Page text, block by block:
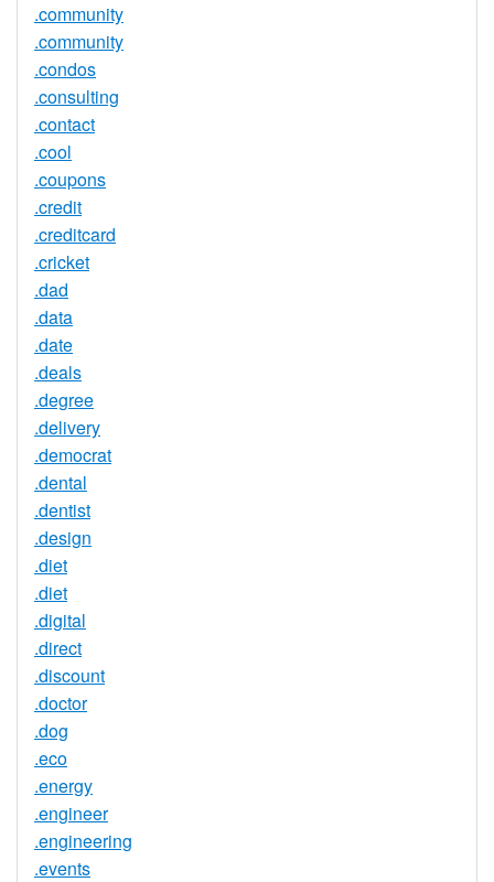
.community
.community
.condos
.consulting
.contact
.cool
.coupons
.credit
.creditcard
.cricket
.dad
.data
.date
.deals
.degree
.delivery
.democrat
.dental
.dentist
.design
.diet
.diet
.digital
.direct
.discount
.doctor
.dog
.eco
.energy
.engineer
.engineering
.events